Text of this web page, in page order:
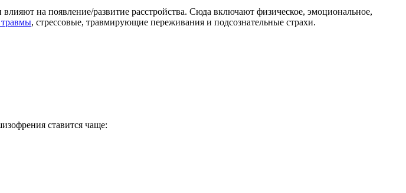
на появление/развитие расстройства. Сюда включают физическое, эмоциональное,
травмы, стрессовые, травмирующие переживания и подсознательные страхи.
ставится чаще: